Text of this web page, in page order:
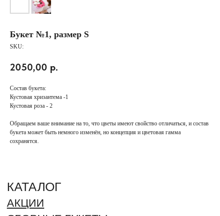
Букет №1, размер S
SKU:
2050,00 р.
Состав букета:
Кустовая хризантема -1
Кустовая роза - 2
Обращаем ваше внимание на то, что цветы имеют свойство отличаться, и состав
букета может быть немного изменён, но концепция и цветовая гамма
сохранятся.
КАТАЛОГ
СБОРНЫЕ БУКЕТЫ
КОМПОЗИЦИИ
РОЗЫ
МОНОБУКЕТЫ
ИГРУШКИ
ШАРЫ
БЕНТО
БУКЕТ НЕВЕСТЫ
БЛОГ
ВАКАНСИИ
ДОСТАВКА И ОПЛАТА